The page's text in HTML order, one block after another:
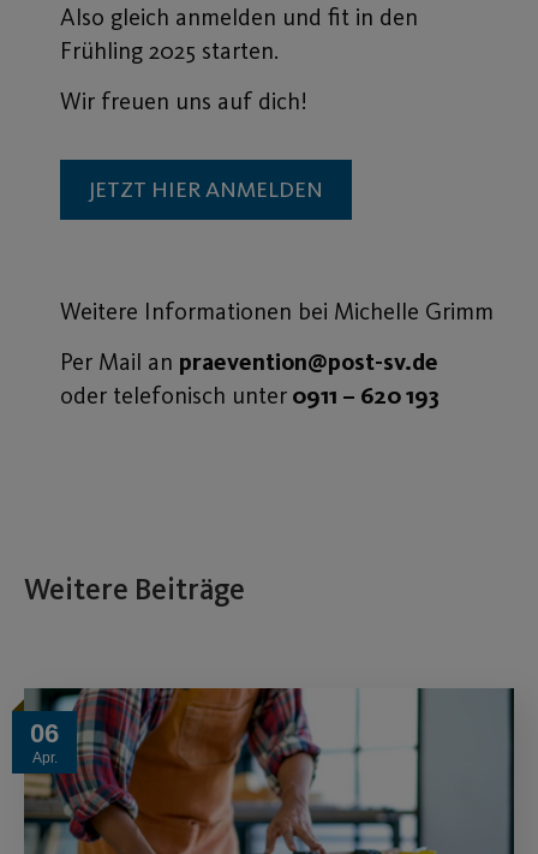
Also gleich anmelden und fit in den
Frühling 2025 starten.
Wir freuen uns auf dich!
JETZT HIER ANMELDEN
Weitere Informationen bei Michelle Grimm
Per Mail an praevention@post-sv.de
oder telefonisch unter 0911 – 620 193
Weitere Beiträge
06
Apr.